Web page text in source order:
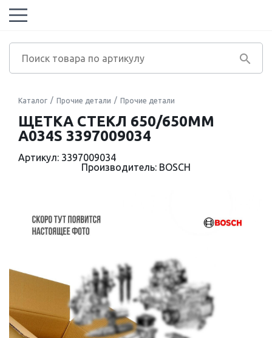
Каталог Прочие детали Прочие детали
ЩЕТКА СТЕКЛ 650/650ММ
A034S 3397009034
Артикул: 3397009034
Производитель: BOSCH